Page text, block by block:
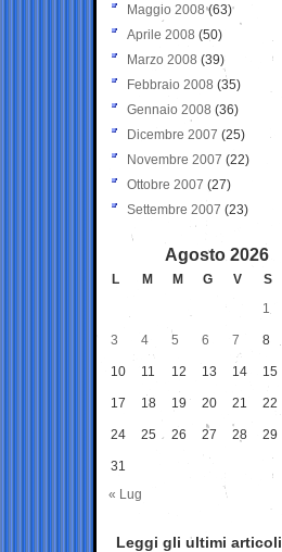
Maggio 2008(63)
Aprile 2008 (50)
Marzo 2008 (39)
Febbraio 2008 (35)
Gennaio 2008 (36)
Dicembre 2007 (25)
Novembre 2007 (22)
Ottobre 2007 (27)
Settembre 2007 (23)
Agosto 2026
L M M G V S
1
3 4 5 6 7 8
10 11 12 13 14 15
17 18 19 20 21 22
24 25 26 27 28 29
31
« Lug
Leggi gli ultimi articoli